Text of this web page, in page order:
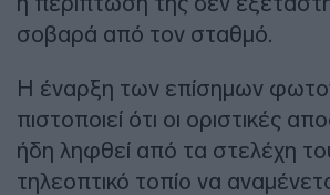
σοβαρά από τον σταθμό.
Η έναρξη των επίσημων
πιστοποιεί ότι οι οριστικές
ήδη ληφθεί από τα στελέχη
τηλεοπτικό τοπίο να